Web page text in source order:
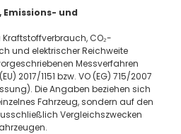
Emissions- und
CO₂-
und elektrischer Reichweite
Messverfahren
2017/1151 bzw. VO (EG) 715/2007
Die Angaben beziehen sich
Fahrzeug, sondern auf den
Vergleichszwecken